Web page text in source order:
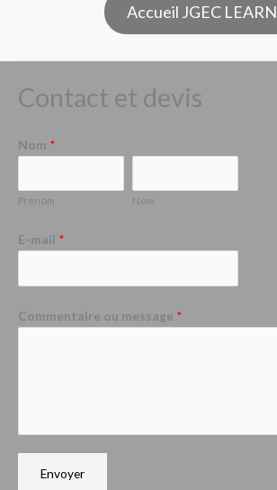
Accueil JGEC LEARN
Contact et devis
Nom *
Prénom Nom
E-mail *
Commentaire ou message *
Envoyer